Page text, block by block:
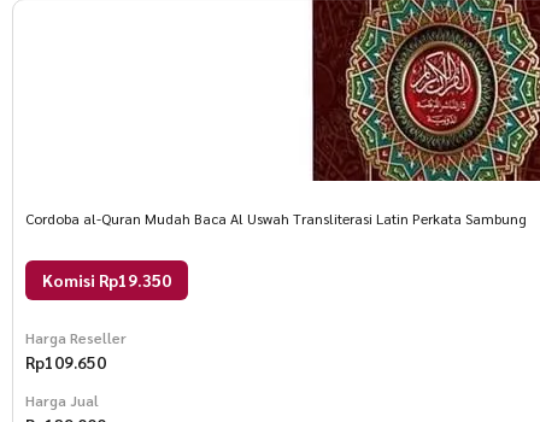
Cordoba al-Quran Mudah Baca Al Uswah Transliterasi Latin Perkata Sambung
Komisi Rp19.350
Harga Reseller
Rp109.650
Harga Jual